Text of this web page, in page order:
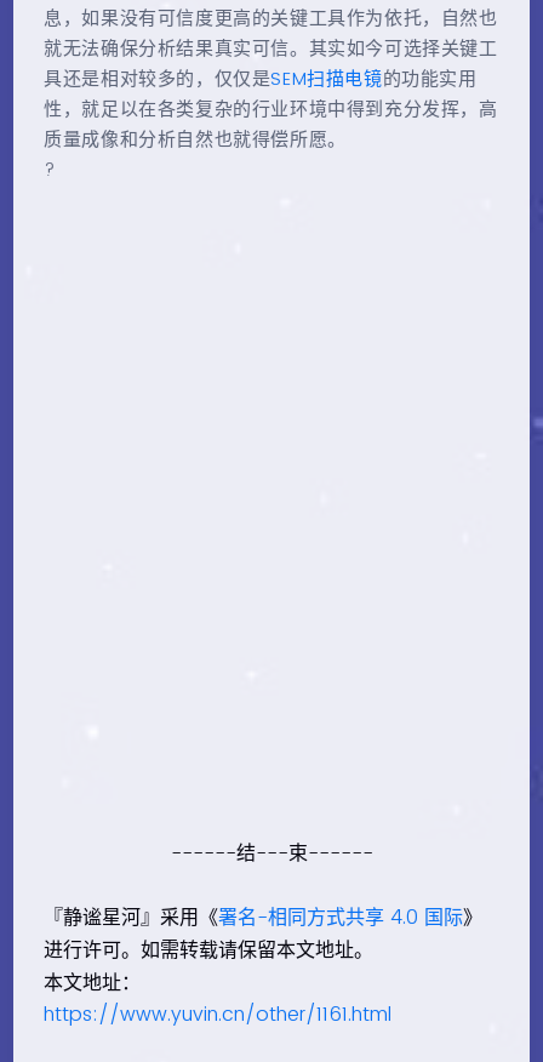
息，如果没有可信度更高的关键工具作为依托，自然也
就无法确保分析结果真实可信。其实如今可选择关键工
具还是相对较多的，仅仅是SEM扫描电镜的功能实用
性，就足以在各类复杂的行业环境中得到充分发挥，高
质量成像和分析自然也就得偿所愿。
?
------结---束------
『静谧星河』采用《署名-相同方式共享 4.0 国际》
进行许可。如需转载请保留本文地址。
本文地址：
https://www.yuvin.cn/other/1161.html